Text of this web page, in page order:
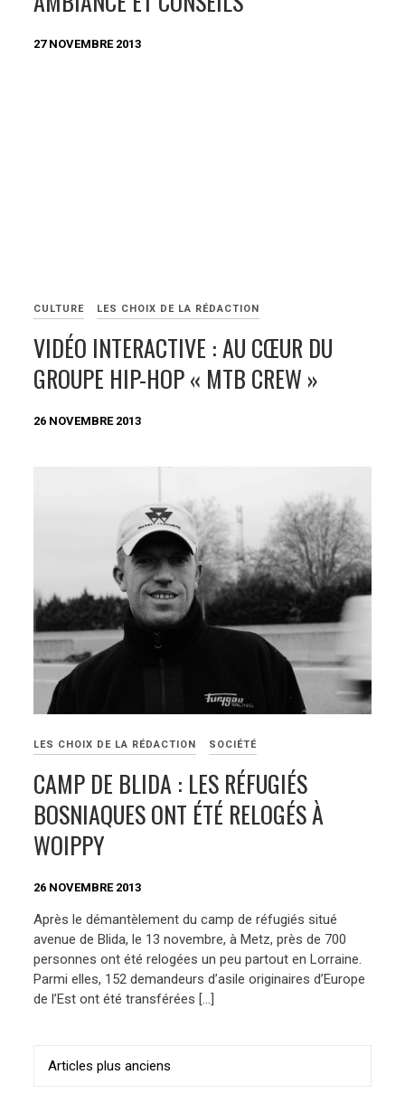
27 NOVEMBRE 2013
CULTURE LES CHOIX DE LA RÉDACTION
VIDÉO INTERACTIVE : AU CŒUR DU
GROUPE HIP-HOP « MTB CREW »
26 NOVEMBRE 2013
LES CHOIX DE LA RÉDACTION SOCIÉTÉ
CAMP DE BLIDA : LES RÉFUGIÉS
BOSNIAQUES ONT ÉTÉ RELOGÉS À
WOIPPY
26 NOVEMBRE 2013
Après le démantèlement du camp de réfugiés situé
avenue de Blida, le 13 novembre, à Metz, près de 700
personnes ont été relogées un peu partout en Lorraine.
Parmi elles, 152 demandeurs d’asile originaires d’Europe
de l’Est ont été transférées […]
Navigation
des
Articles plus anciens